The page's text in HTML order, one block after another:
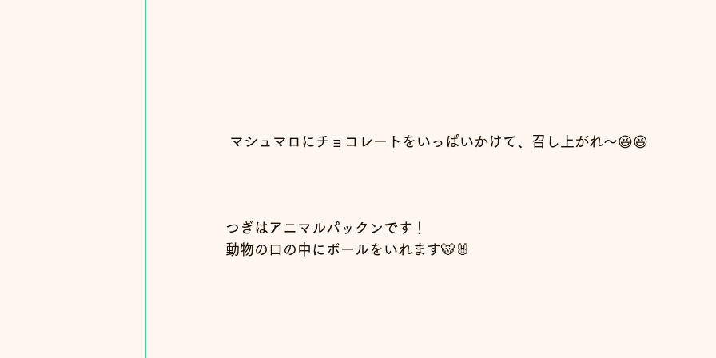
マシュマロにチョコレートをいっぱいかけて、召し上がれ～😆😆
つぎはアニマルパックンです！
動物の口の中にボールをいれます🐯🐰